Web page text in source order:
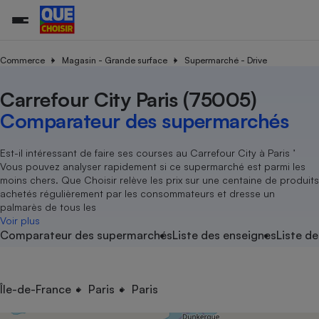
Commerce Magasin - Grande surface Supermarché - Drive
Carrefour City Paris (75005)
Comparateur des supermarchés
Est-il intéressant de faire ses courses au Carrefour City à Paris ’
Vous pouvez analyser rapidement si ce supermarché est parmi les
moins chers. Que Choisir relève les prix sur une centaine de produits
achetés régulièrement par les consommateurs et dresse un
palmarès de tous les
Voir plus
Comparateur des supermarchésListe des enseignesListe
Île-de-France Paris Paris
Magasin - Grande surface
Méthode de vente -
Organismes de défense
Système judiciairegratuit
Déchet
Achat - Vente - Travaux
Location
Sport
électrique
Démarche administrative
Senior
Service marchand
Train
Transport aérien
Toutes les actualités
Enquêtes
Guides d'achat
Conseils
Brèves
Tous les services
Soumettre un litige
Lettres types
Rencontrer une association locale
Tous nos combats
Nos actions
Nos grandes victoires
Les billets de la présidente
Nos associations locales
Nous rejoindre
En savoir plus sur Que Choisir Ensemble
L’association
Nos missions
Notre méthodologie
Notre financement
Nos partenaires
Nous rejoindre